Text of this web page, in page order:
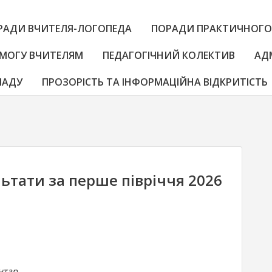
ВЧИТЕЛЯ-ЛОГОПЕДА ПОРАДИ
ВЧИТЕЛЯМ ПЕДАГОГІЧНИЙ КОЛЕКТИВ
ПРОЗОРІСТЬ ТА ІНФОРМАЦІЙНА ВІДКРИТІСТЬ
за перше півріччя 2026